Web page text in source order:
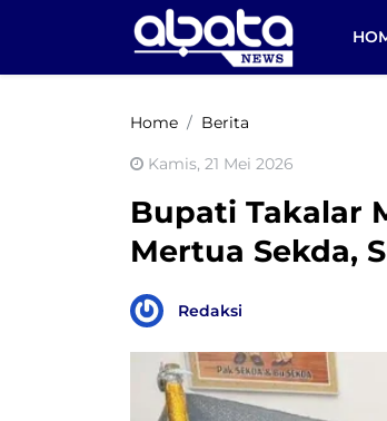
Home Berita
Kamis, 21 Mei 2026
Bupati Takalar
Mertua Sekda,
Redaksi